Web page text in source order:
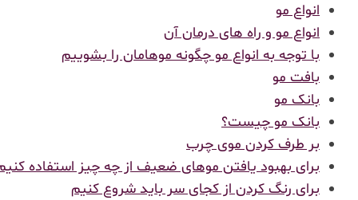
انواع مو
انواع مو و راه های درمان آن
با توجه به انواع مو چگونه موهامان را بشوییم
بافت مو
بانک مو
بانک مو چیست؟
بر طرف کردن موی چرب
برای بهبود یافتن موهای ضعیف از چه چیز استفاده
برای رنگ کردن از کجای سر باید شروع کنیم